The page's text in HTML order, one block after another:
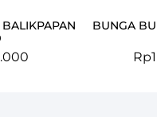
BUNGA
Rp